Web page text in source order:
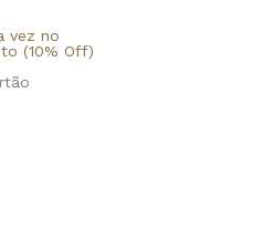
vez no
(10% Off)